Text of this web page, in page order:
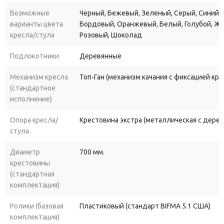
контуры тела, обеспечивая максимальный комфорт.
Кроме того, Нова Экстра обладает механизмом регулировки
высоты, что позволяет выбрать наиболее комфортное
пользователя. Также стоит отметить наличие механизма
качания, который позволяет зафиксировать кресло в
выбранном положении и расслабиться в перерыве между
работой.
различные варианты обивки и дополнительные модификации.
Вы можете выбрать материал, который будет
соответствовать вашим требованиям по прочности и стилю.
Кроме того, доступны такие опции, как мультиблок, топ-ган
люкс и резиновые ролики, которые обеспечат дополнительную
устойчивость и долговечность кресла.
Возможные
варианты цвета
кресла/стула
Черный, Бежевый, Зеленый, Серый, Синий,
Бордовый, Оранжевый, Белый, Голубой,
Розовый, Шоколад
Подлокотники Деревянные
Механизм кресла
(стандартное
исполнение)
Топ-Ган (механизм качания с фиксацией
Опора кресла/
стула
Крестовина экстра (металлическая с
Диаметр
крестовины
(стандартная
комплектация)
700 мм.
Ролики (базовая
комплектация)
Пластиковый (стандарт BIFMA 5.1 США)